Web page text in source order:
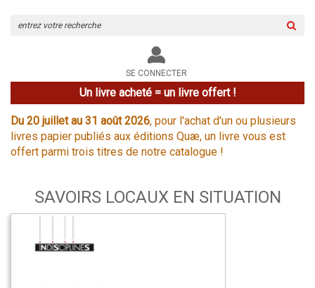
le
site
SE CONNECTER
Un livre acheté = un livre offert !
Du 20 juillet au 31 août 2026, pour l'achat d'un ou plusieurs
livres papier publiés aux éditions Quæ, un livre vous est
offert parmi trois titres de notre catalogue !
SAVOIRS LOCAUX EN SITUATION